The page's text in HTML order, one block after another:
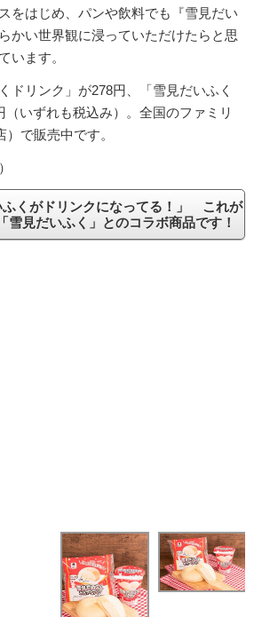
をはじめ、パンや飲料でも『雪見だい
かい世界観に浸っていただけたらと思
います。
ドリンク」が278円、「雪見だいふく
いずれも税込み）。全国のファミリ
で販売中です。
ふくがドリンクになってる！」 これが
雪見だいふく」とのコラボ商品です！